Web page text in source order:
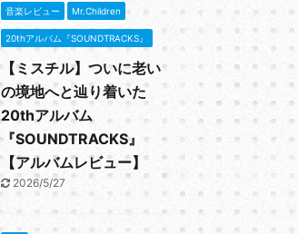
「C調言葉
...
音楽レビュー Mr.Children
20thアルバム『SOUNDTRACKS』
【ミスチル】ついに老い
の境地へと辿り着いた
20thアルバム
『SOUNDTRACKS』
【アルバムレビュー】
2026/5/27